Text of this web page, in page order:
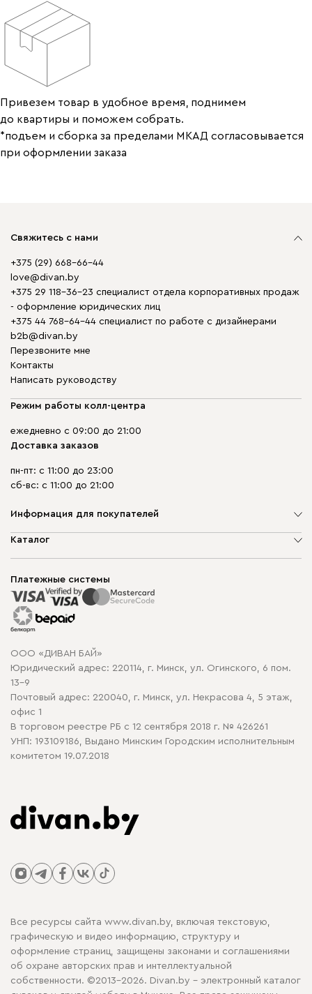
Привезем товар в удобное время, поднимем
до квартиры и поможем собрать.
*подъем и сборка за пределами МКАД согласовывается
при оформлении заказа
Свяжитесь с нами
+375 (29) 668-66-44
love@divan.by
+375 29 118-36-23 специалист отдела корпоративных продаж
- оформление юридических лиц
+375 44 768-64-44 специалист по работе с дизайнерами
b2b@divan.by
Перезвоните мне
Контакты
Написать руководству
Режим работы колл-центра
ежедневно с 09:00 до 21:00
Доставка заказов
пн-пт: с 11:00 до 23:00
сб-вс: с 11:00 до 21:00
Информация для покупателей
О компании
Способы оплаты
Рассрочка и кредит
Гарантия
Карта сайта
Политика конфиденциальности
Политика в отношении обработки cookie
Каталог
Корпусная мебель
Распродажа мебели
Платежные системы
ООО «ДИВАН БАЙ»
Юридический адрес: 220114, г. Минск, ул. Огинского, 6 пом.
13-9
Почтовый адрес: 220040, г. Минск, ул. Некрасова 4, 5 этаж,
офис 1
В торговом реестре РБ с 12 сентября 2018 г. № 426261
УНП: 193109186, Выдано Минским Городским исполнительным
комитетом 19.07.2018
Все ресурсы сайта www.divan.by, включая текстовую,
графическую и видео информацию, структуру и
оформление страниц, защищены законами и соглашениями
об охране авторских прав и интеллектуальной
собственности. ©2013-2026. Divan.by - электронный каталог